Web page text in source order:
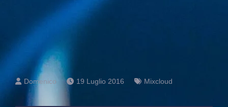
19 Luglio 2016 Mixcloud